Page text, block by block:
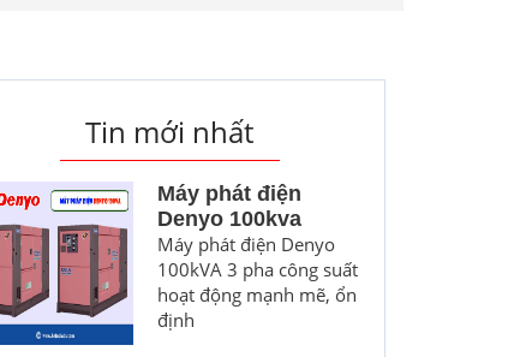
Tin mới nhất
Máy phát điện
Denyo 100kva
Máy phát điện Denyo
100kVA 3 pha công suất
hoạt động mạnh mẽ, ổn
định